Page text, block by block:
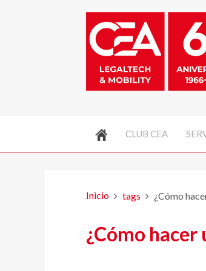
CLUB CEA
Inicio tags ¿Cómo
¿Cómo